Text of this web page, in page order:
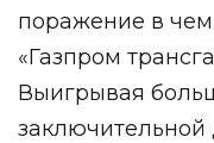
поражение в
«Газпром
Выигрывая